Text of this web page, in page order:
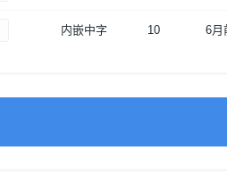
内嵌中字 10 6月